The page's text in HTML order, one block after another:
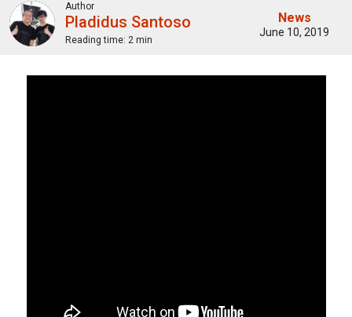
Author
Pladidus Santoso
Reading time: 2 min
News
June 10, 2019